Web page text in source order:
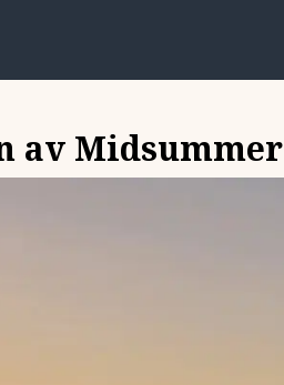
av Midsummer